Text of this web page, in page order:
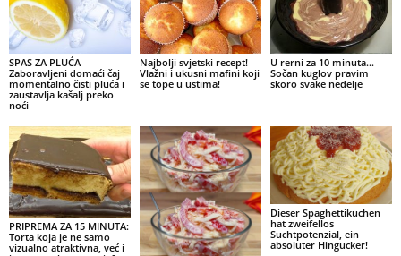
SPAS ZA PLUĆA
Zaboravljeni domaći čaj
momentalno čisti pluća i
zaustavlja kašalj preko
noći
Najbolji svjetski recept!
Vlažni i ukusni mafini koji
se tope u ustima!
U rerni za 10 minuta…
Sočan kuglov pravim
skoro svake nedelje
PRIPREMA ZA 15 MINUTA:
Torta koja je ne samo
vizualno atraktivna, već i
Dieser Spaghettikuchen
hat zweifellos
Suchtpotenzial, ein
absoluter Hingucker!